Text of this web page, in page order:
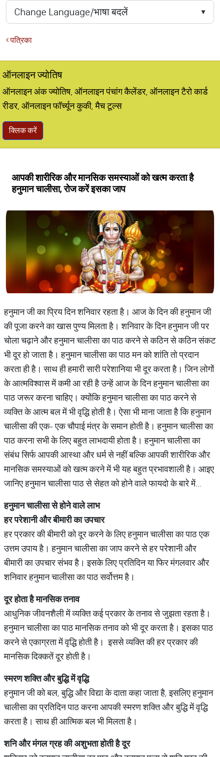
पत्रिका
ऑनलाइन ज्योतिष
ऑनलाइन अंक ज्योतिष, ऑनलाइन पंचांग कैलेंडर, ऑनलाइन टैरो कार्ड
रीडर, ऑनलाइन फॉर्च्यून कुकी, मैच टूल्स
क्लिक करें
आपकी शारीरिक और मानसिक समस्याओं को खत्म करता है
हनुमान चालीसा, रोज करें इसका जाप
हनुमान जी का प्रिय दिन शनिवार रहता है। आज के दिन की हनुमान जी
की पूजा करने का खास पुण्य मिलता है। शनिवार के दिन हनुमान जी पर
चोला चढ़ाने और हनुमान चालीसा का पाठ करने से कठिन से कठिन संकट
भी दूर हो जाता है। हनुमान चालीसा का पाठ मन को शांति तो प्रदान
करता ही है। साथ ही हमारी सारी परेशानिया भी दूर करता है। जिन लोगों
के आत्मविश्वास में कमी आ रही है उन्हें आज के दिन हनुमान चालीसा का
पाठ जरूर करना चाहिए। क्योंकि हनुमान चालीसा का पाठ करने से
व्यक्ति के आत्म बल में भी वृद्धि होती है। ऐसा भी माना जाता है कि हनुमान
चालीसा की एक- एक चौपाई मंत्र के समान होती है। हनुमान चालीसा का
पाठ करना सभी के लिए बहुत लाभदायी होता है। हनुमान चालीसा का
संबंध सिर्फ आपकी आस्था और धर्म से नहीं बल्कि आपकी शारीरिक और
मानसिक समस्याओं को खत्म करने में भी यह बहुत प्रभावशाली है। आइए
जानिए हनुमान चालीसा पाठ से सेहत को होने वाले फायदो के बारे में...
हनुमानचालीसासेहोनेवालेलाभ
हरपरेशानीऔरबीमारीकाउपचार
हर प्रकार की बीमारी को दूर करने के लिए हनुमान चालीसा का पाठ एक
उत्तम उपाय है। हनुमान चालीसा का जाप करने से हर परेशानी और
बीमारी का उपचार संभव है। इसके लिए प्रतिदिन या फिर मंगलवार और
शनिवार हनुमान चालीसा का पाठ सर्वोत्तम है।
दूरहोताहैमानसिकतनाव
आधुनिक जीवनशैली में व्यक्ति कई प्रकार के तनाव से जुझता रहता है।
हनुमान चालीसा का पाठ मानसिक तनाव को भी दूर करता है। इसका पाठ
करने से एकाग्रता में वृद्धि होती है। इससे व्यक्ति की हर प्रकार की
मानसिक दिक्कतें दूर होती है।
स्मरणशक्तिऔरबुद्धमेंवृद्ध
हनुमान जी को बल, बुद्धि और विद्या के दाता कहा जाता है, इसलिए हनुमान
चालीसा का प्रतिदिन पाठ करना आपकी स्मरण शक्ति और बुद्ध‍ि में वृद्ध‍ि
करता है। साथ ही आत्मिक बल भी मिलता है।
शनिऔरमंगलग्रहकीअशुभताहोतीहैदूर